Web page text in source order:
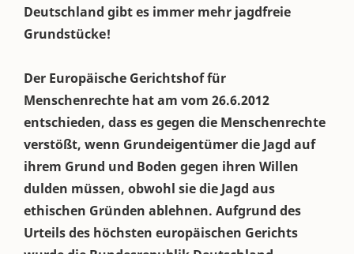
Deutschland gibt es immer mehr jagdfreie
Grundstücke!
Der Europäische Gerichtshof für
Menschenrechte hat am vom 26.6.2012
entschieden, dass es gegen die Menschenrechte
verstößt, wenn Grundeigentümer die Jagd auf
ihrem Grund und Boden gegen ihren Willen
dulden müssen, obwohl sie die Jagd aus
ethischen Gründen ablehnen. Aufgrund des
Urteils des höchsten europäischen Gerichts